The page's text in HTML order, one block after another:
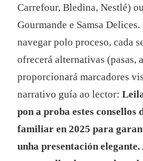
Carrefour, Bledina, Nestlé)
Gourmande e Samsa
navegar polo proceso, cada
ofrecerá alternativas (pasas,
proporcionará marcadores
narrativo guía ao lector:
pon a proba estes consellos
familiar en 2025 para
unha presentación